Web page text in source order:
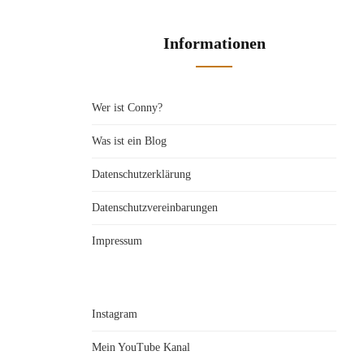
Informationen
Wer ist Conny?
Was ist ein Blog
Datenschutzerklärung
Datenschutzvereinbarungen
Impressum
Instagram
Mein YouTube Kanal